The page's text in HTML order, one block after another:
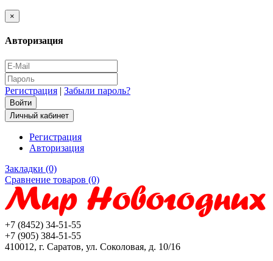
×
Авторизация
Регистрация | Забыли пароль?
Личный кабинет
Регистрация
Авторизация
Закладки (0)
Сравнение товаров (0)
+7 (8452) 34-51-55
+7 (905) 384-51-55
410012, г. Саратов, ул. Соколовая, д. 10/16